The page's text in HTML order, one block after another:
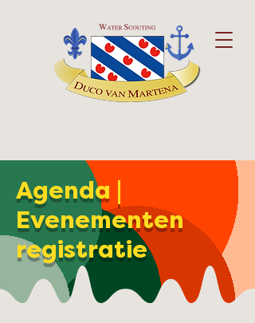
Agenda |
Evenementen
registratie